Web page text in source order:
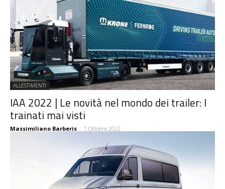
ALLESTIMENTI
IAA 2022 | Le novità nel mondo dei trailer: I
trainati mai visti
Massimiliano Barberis - 1 Ottobre 2022